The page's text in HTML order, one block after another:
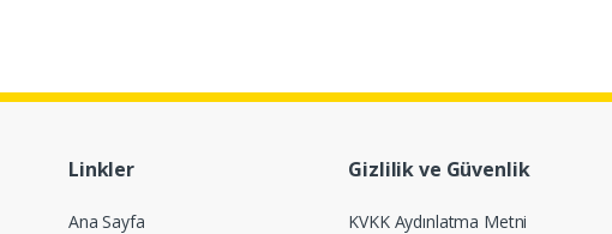
Linkler
Ana Sayfa
Gizlilik ve Güvenlik
KVKK Aydınlatma Metni